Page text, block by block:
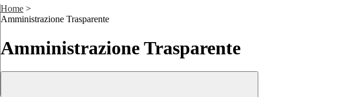
Home >
Amministrazione Trasparente
Amministrazione Trasparente